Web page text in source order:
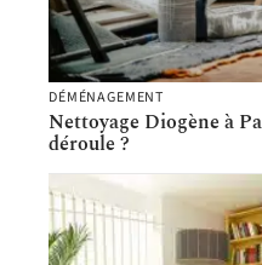
DÉMÉNAGEMENT
Nettoyage Diogène à
déroule ?